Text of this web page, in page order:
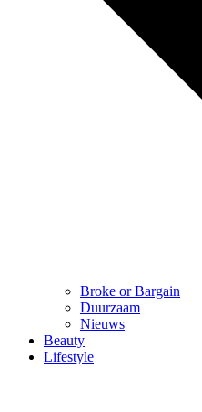
Broke or Bargain
Duurzaam
Nieuws
Beauty
Lifestyle